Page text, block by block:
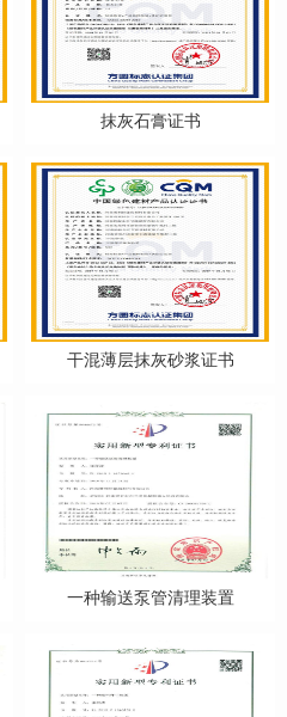
抹灰石膏证书
干混薄层抹灰砂浆证书
一种输送泵管清理装置